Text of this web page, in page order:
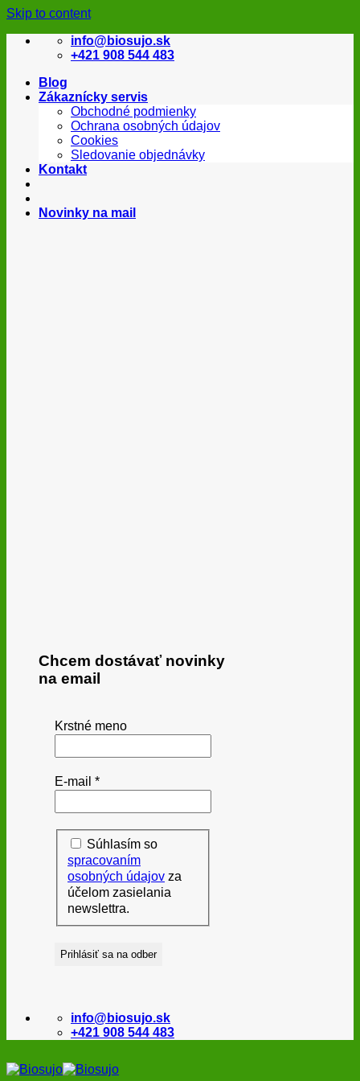
Skip to content
info@biosujo.sk
+421 908 544 483
Blog
Zákaznícky servis
Obchodné podmienky
Ochrana osobných údajov
Cookies
Sledovanie objednávky
Kontakt
Novinky na mail
Chcem dostávať novinky
na email
Krstné meno
E-mail *
Súhlasím so
spracovaním
osobných údajov za
účelom zasielania
newslettra.
info@biosujo.sk
+421 908 544 483